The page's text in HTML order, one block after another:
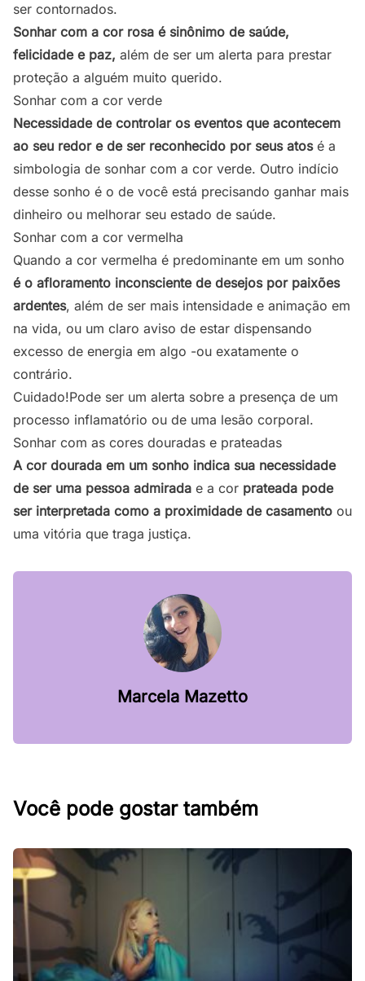
ser contornados.
Sonhar com a cor rosa é sinônimo de saúde,
felicidade e paz, além de ser um alerta para prestar
proteção a alguém muito querido.
Sonhar com a cor verde
Necessidade de controlar os eventos que acontecem
ao seu redor e de ser reconhecido por seus atosé a
simbologia de sonhar com a cor verde. Outro indício
desse sonho é o de você está precisando ganhar mais
dinheiro ou melhorar seu estado de saúde.
Sonhar com a cor vermelha
Quando a cor vermelha é predominante em um sonho
é o afloramento inconsciente de desejos por paixões
ardentes, além de ser mais intensidade e animação em
na vida, ou um claro aviso de estar dispensando
excesso de energia em algo -ou exatamente o
contrário.
Cuidado!Pode ser um alerta sobre a presença de um
processo inflamatório ou de uma lesão corporal.
Sonhar com as cores douradas e prateadas
A cor dourada em um sonho indica sua necessidade
de ser uma pessoa admirada e a cor prateada pode
ser interpretada como a proximidade de casamento ou
uma vitória que traga justiça.
Marcela Mazetto
Você pode gostar também